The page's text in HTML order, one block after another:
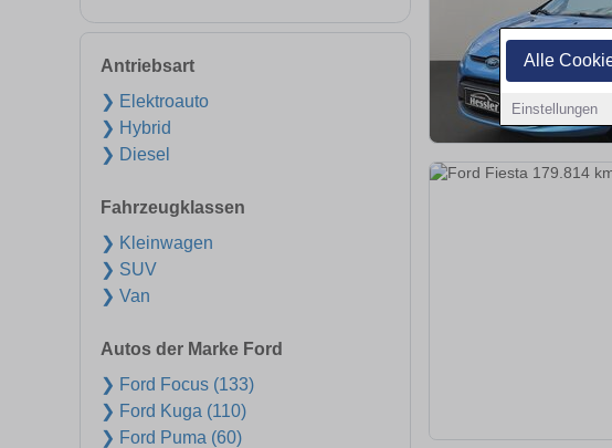
Alle
Einstellungen
Antriebsart
❯ Elektroauto
❯ Hybrid
❯ Diesel
Fahrzeugklassen
❯ Kleinwagen
❯ SUV
❯ Van
Autos der Marke Ford
❯ Ford Focus (133)
❯ Ford Kuga (110)
❯ Ford Puma (60)